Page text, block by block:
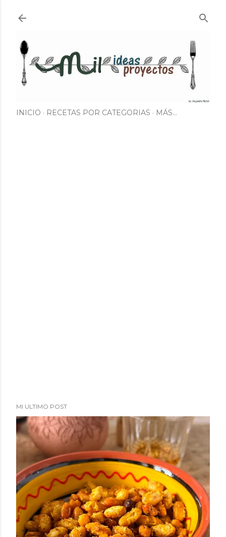
INICIO RECETAS POR CATEGORIAS MÁS…
MI ULTIMO POST